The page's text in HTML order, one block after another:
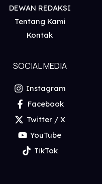
DEWAN REDAKSI
Tentang Kami
Kontak
SOCIAL MEDIA
Instagram
Facebook
Twitter / X
YouTube
TikTok